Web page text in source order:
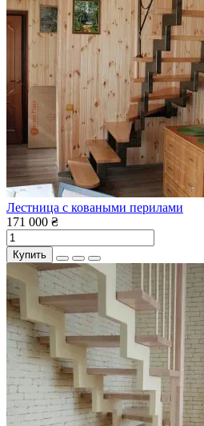
Лестница с коваными перилами
171 000 ₴
Купить